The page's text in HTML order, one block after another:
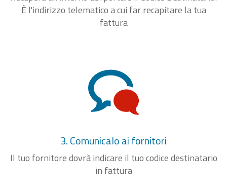
È l'indirizzo telematico a cui far recapitare la tua
fattura
3. Comunicalo ai fornitori
Il tuo fornitore dovrà indicare il tuo codice destinatario
in fattura